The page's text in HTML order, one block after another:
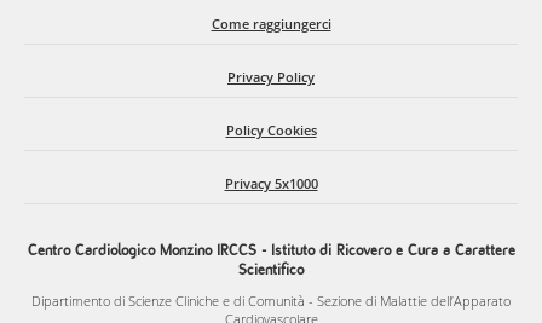
Come raggiungerci
Privacy Policy
Policy Cookies
Privacy 5x1000
Centro Cardiologico Monzino IRCCS - Istituto di Ricovero e Cura a Carattere
Scientifico
Dipartimento di Scienze Cliniche e di Comunità - Sezione di Malattie dell’Apparato
Cardiovascolare